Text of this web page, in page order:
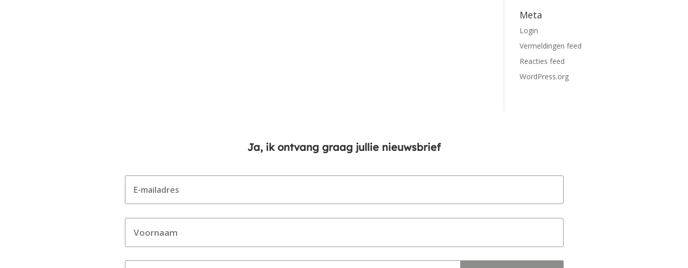
Meta
Login
Vermeldingen feed
Reacties feed
WordPress.org
Ja, ik ontvang graag jullie nieuwsbrief